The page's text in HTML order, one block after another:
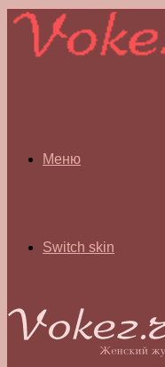
Меню
Switch skin